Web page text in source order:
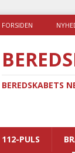
FORSIDEN
BEREDSKABETS
112-PULS